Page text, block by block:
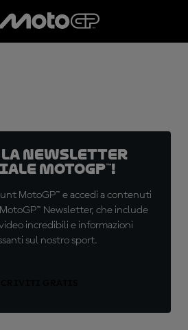
la newsletter
MotoGP™!
MotoGP™ e accedi a contenuti
Newsletter, che include
incredibili e informazioni
sul nostro sport.